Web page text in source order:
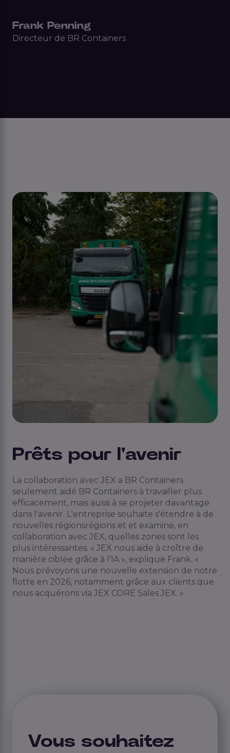
Frank Penning
Directeur de BR Containers
Prêts pour l'avenir
La collaboration avec JEX a BR Containers
seulement aidé BR Containers à travailler plus
efficacement, mais aussi à se projeter davantage
dans l'avenir. L'entreprise souhaite s'étendre à de
nouvelles régionsrégions et et examine, en
collaboration avec JEX, quelles zones sont les
plus intéressantes. « JEX nous aide à croître de
manière ciblée grâce à l’IA », explique Frank. «
Nous prévoyons une nouvelle extension de notre
flotte en 2026, notamment grâce aux clients que
nous acquérons via JEX CORE Sales JEX. »
Vous souhaitez